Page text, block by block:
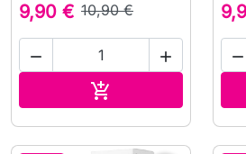
9,90 € 10,90 €
 

